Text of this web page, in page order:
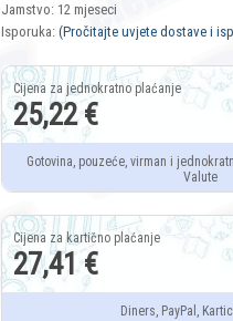
Jamstvo: 12 mjeseci
Isporuka: (Pročitajte uvjete dostave i
25,22 €
Gotovina, pouzeće, virman i
Valute
27,41 €
Diners, PayPal,